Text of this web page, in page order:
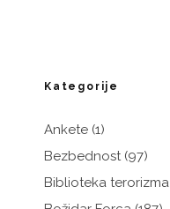
Kategorije
Ankete (1)
Bezbednost(97)
Biblioteka terorizma